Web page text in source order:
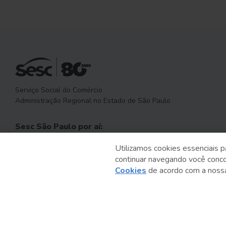
Serviço Social do Comércio
Administração Regional no Estado de São Paulo
Sesc São Paulo por aí:
Utilizamos cookies essenciais
continuar navegando você
Cookies de acordo com a